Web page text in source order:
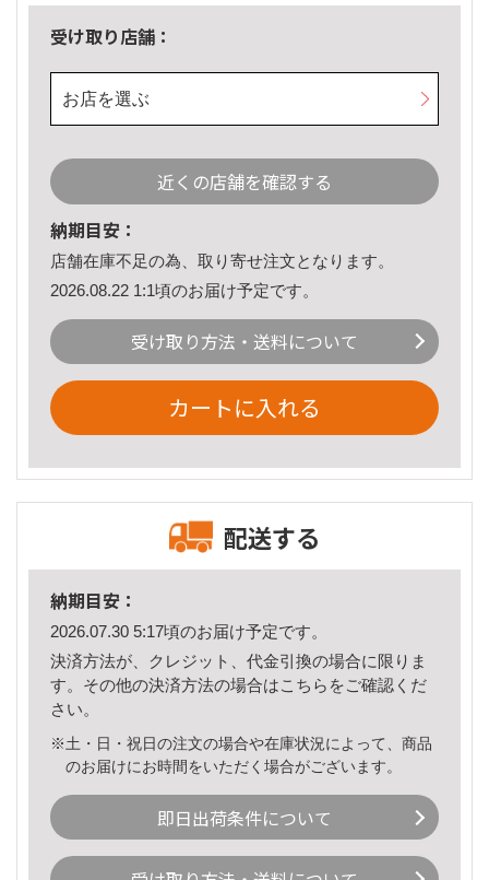
受け取り店舗：
お店を選ぶ
近くの店舗を確認する
納期目安：
店舗在庫不足の為、取り寄せ注文となります。
2026.08.22 1:1頃のお届け予定です。
受け取り方法・送料について
カートに入れる
配送する
納期目安：
2026.07.30 5:17頃のお届け予定です。
決済方法が、クレジット、代金引換の場合に限りま
す。その他の決済方法の場合はこちら をご確認くだ
さい。
※土・日・祝日の注文の場合や在庫状況によって、商品
のお届けにお時間をいただく場合がございます。
即日出荷条件について